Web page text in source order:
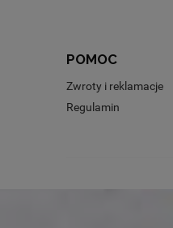
POMOC
Zwroty i reklamacje
Regulamin